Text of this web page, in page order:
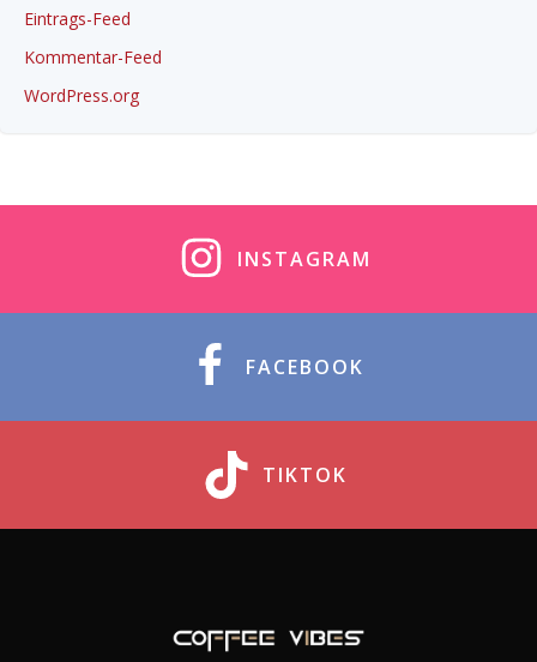
Eintrags-Feed
Kommentar-Feed
WordPress.org
INSTAGRAM
FACEBOOK
TIKTOK